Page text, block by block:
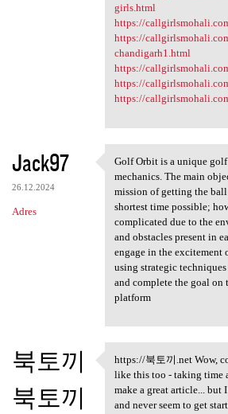
girls.html
https://
https://
chandigarh1.html
https://
https://
https://
Jack97
26.12.2024
Adres
Golf Orbit is a
Golf Orbit is a unique
mechanics. The main
mission of getting the
shortest time possible;
complicated due to the
and obstacles present in
engage in the excitement
using strategic
and complete the goal on
platform
북토끼
북토끼
https://북토끼.net
https://북토끼.net Wow,
like this too - taking time
make a great article...
and never seem to get